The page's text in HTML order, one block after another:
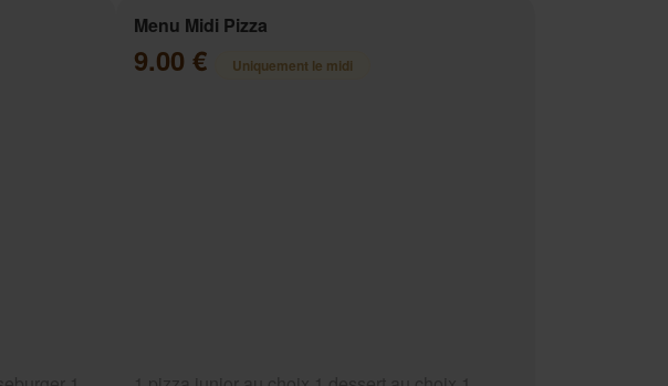
Menu Midi Pizza
9.00 € Uniquement le midi